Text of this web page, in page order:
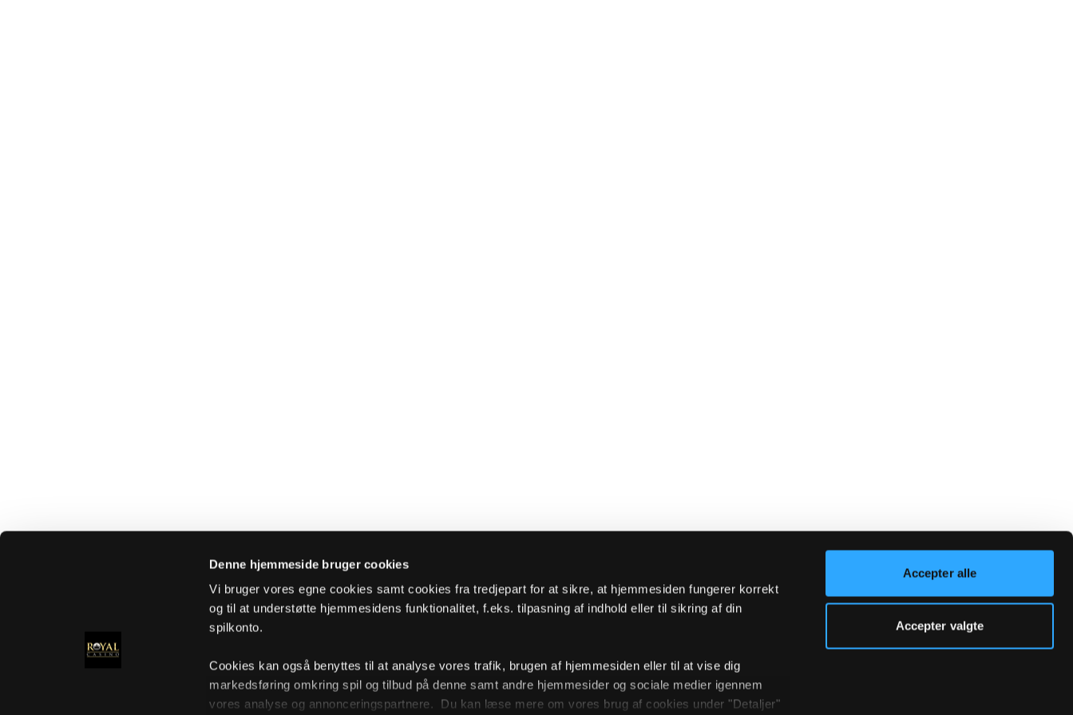
Denne hjemmeside bruger cookies
Vi bruger vores egne cookies samt cookies fra tredjepart for at sikre, at hjemmesiden fungerer korrekt
og til at understøtte hjemmesidens funktionalitet, f.eks. tilpasning af indhold eller til sikring af din
spilkonto.
Cookies kan også benyttes til at analyse vores trafik, brugen af hjemmesiden eller til at vise dig
markedsføring omkring spil og tilbud på denne samt andre hjemmesider og sociale medier igennem
vores analyse og annonceringspartnere. Du kan læse mere om vores brug af cookies under "Detaljer"
Accepter alle
Accepter valgte